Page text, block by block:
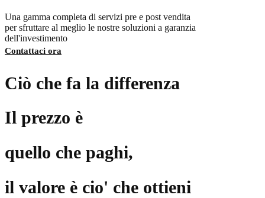
Una gamma completa di servizi pre e post vendita
per sfruttare al meglio le nostre soluzioni a garanzia
dell'investimento
Contattaci ora
Ciò che fa la differenza
Il prezzo è
quello che paghi,
il valore è cio' che ottieni